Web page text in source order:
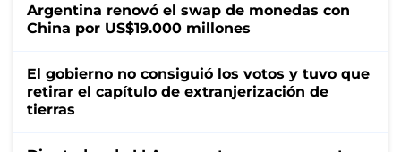
Argentina renovó el swap de monedas con
China por US$19.000 millones
El gobierno no consiguió los votos y tuvo que
retirar el capítulo de extranjerización de
tierras